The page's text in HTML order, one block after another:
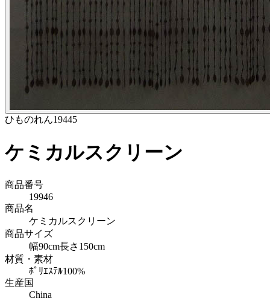
ひものれん19445
ケミカルスクリーン
商品番号
19946
商品名
ケミカルスクリーン
商品サイズ
幅90cm長さ150cm
材質・素材
ﾎﾟﾘｴｽﾃﾙ100%
生産国
China